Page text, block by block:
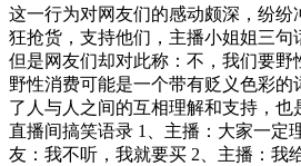
这一行为对网友们的感动颇深，纷纷
狂抢货，支持他们，主播小姐姐三句
但是网友们却对此称：不，我们要野
野性消费可能是一个带有贬义色彩的
了人与人之间的互相理解和支持，也
直播间搞笑语录 1、主播：大家一定
友：我不听，我就要买 2、主播：我